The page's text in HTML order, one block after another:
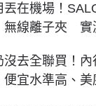
丟在機場！
無線離子夾 實
沒去全聯買！
便宜水準高、美